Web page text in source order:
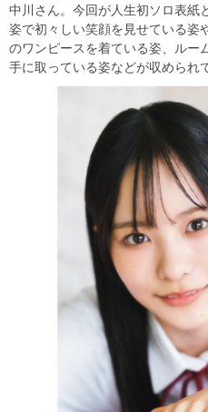
中川さん。今回が人生初ソロ表紙
姿で初々しい笑顔を見せている姿
のワンピースを着ている姿、ルー
手に取っている姿などが収められ